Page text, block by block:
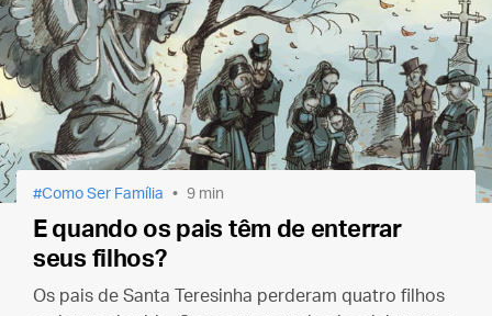
Como Ser Família 9 min
E quando os pais têm de enterrar
seus filhos?
Os pais de Santa Teresinha perderam quatro filhos